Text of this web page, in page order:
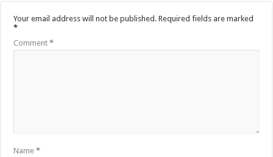
Your email address will not be published. Required fields are marked
*
Comment*
Name*